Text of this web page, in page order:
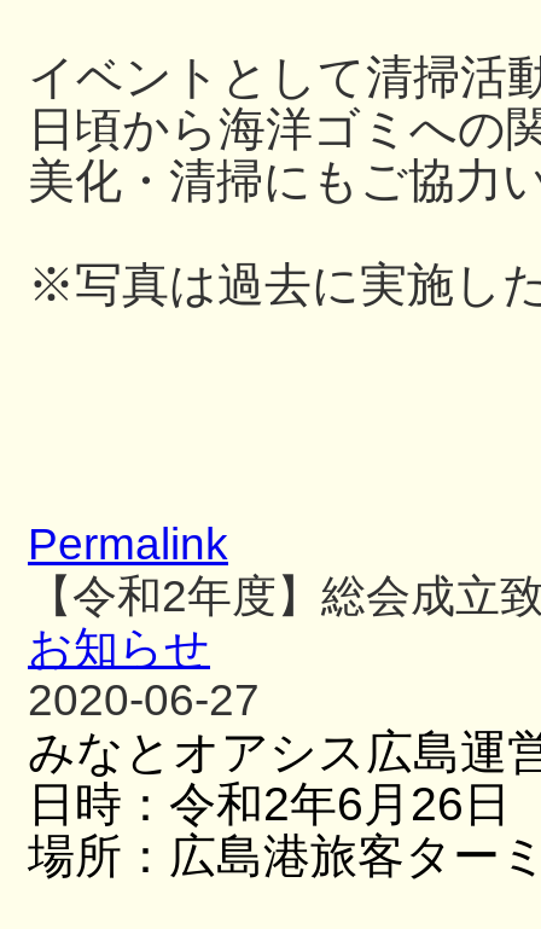
イベントとして清掃活
日頃から海洋ゴミへの
美化・清掃にもご協力
※写真は過去に実施し
Permalink
【令和2年度】総会成立
お知らせ
2020-06-27
みなとオアシス広島
日時：令和2年6月26
場所：広島港旅客ター